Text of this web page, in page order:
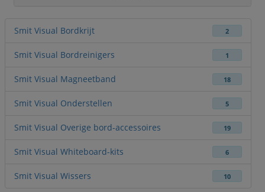
Smit Visual Bordkrijt 2
Smit Visual Bordreinigers 1
Smit Visual Magneetband 18
Smit Visual Onderstellen 5
Smit Visual Overige bord-accessoires 19
Smit Visual Whiteboard-kits 6
Smit Visual Wissers 10